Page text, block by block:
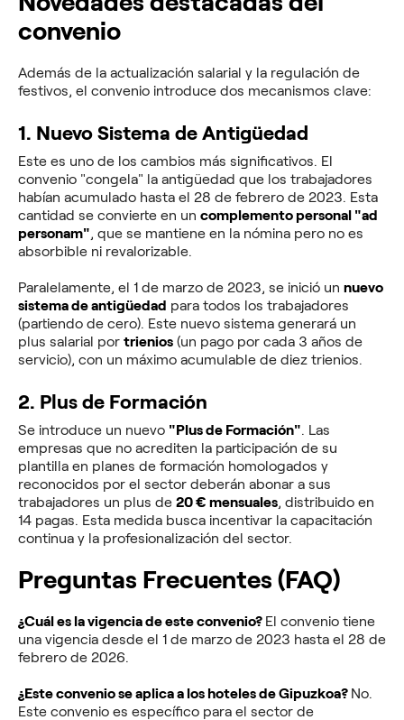
convenio
Además de la actualización salarial y la regulación de
festivos, el convenio introduce dos mecanismos clave:
1. Nuevo Sistema de Antigüedad
Este es uno de los cambios más significativos. El
convenio "congela" la antigüedad que los trabajadores
habían acumulado hasta el 28 de febrero de 2023. Esta
cantidad se convierte en un complemento personal "ad
personam", que se mantiene en la nómina pero no es
absorbible ni revalorizable.
Paralelamente, el 1 de marzo de 2023, se inició un nuevo
sistema de antigüedad para todos los trabajadores
(partiendo de cero). Este nuevo sistema generará un
plus salarial por trienios (un pago por cada 3 años de
servicio), con un máximo acumulable de diez trienios.
2. Plus de Formación
Se introduce un nuevo "Plus de Formación". Las
empresas que no acrediten la participación de su
plantilla en planes de formación homologados y
reconocidos por el sector deberán abonar a sus
trabajadores un plus de 20 € mensuales, distribuido en
14 pagas. Esta medida busca incentivar la capacitación
continua y la profesionalización del sector.
Preguntas Frecuentes (FAQ)
¿Cuál es la vigencia de este convenio? El convenio tiene
una vigencia desde el 1 de marzo de 2023 hasta el 28 de
febrero de 2026.
¿Este convenio se aplica a los hoteles de Gipuzkoa? No.
Este convenio es específico para el sector de